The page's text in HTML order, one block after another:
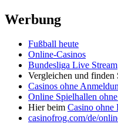
Werbung
Fußball heute
Online-Casinos
Bundesliga Live Stream
Vergleichen und finden
Casinos ohne
Online Spielhallen
Hier beim Casino ohne
casinofrog.com/de/